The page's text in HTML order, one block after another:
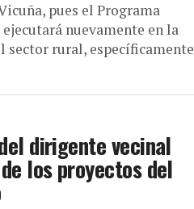
pues el Programa
nuevamente en la
sector rural, específicamente
dirigente vecinal
los proyectos del